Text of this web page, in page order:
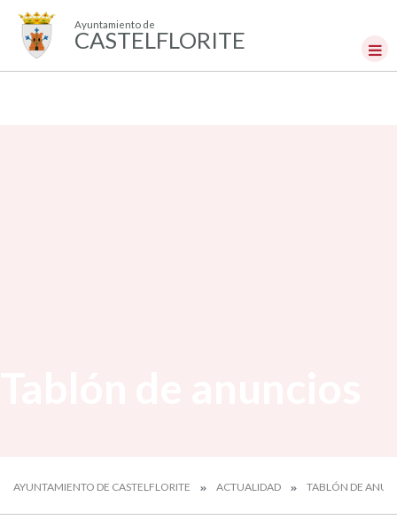
Ayuntamiento de
CASTELFLORITE
AYUNTAMIENTO DE CASTELFLORITE ACTUALIDAD TABLÓN DE